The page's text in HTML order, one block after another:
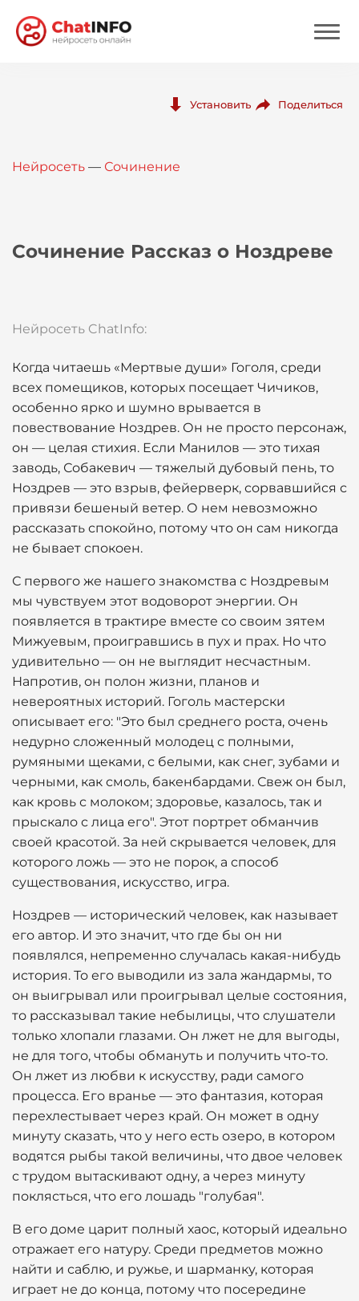
Вход
Установить Поделиться
Нейросеть — Сочинение
Сочинение Рассказ о Ноздреве
Нейросеть ChatInfo:
Когда читаешь «Мертвые души» Гоголя, среди
всех помещиков, которых посещает Чичиков,
особенно ярко и шумно врывается в
повествование Ноздрев. Он не просто персонаж,
он — целая стихия. Если Манилов — это тихая
заводь, Собакевич — тяжелый дубовый пень, то
Ноздрев — это взрыв, фейерверк, сорвавшийся с
привязи бешеный ветер. О нем невозможно
рассказать спокойно, потому что он сам никогда
не бывает спокоен.
С первого же нашего знакомства с Ноздревым
мы чувствуем этот водоворот энергии. Он
появляется в трактире вместе со своим зятем
Мижуевым, проигравшись в пух и прах. Но что
удивительно — он не выглядит несчастным.
Напротив, он полон жизни, планов и
невероятных историй. Гоголь мастерски
описывает его: "Это был среднего роста, очень
недурно сложенный молодец с полными,
румяными щеками, с белыми, как снег, зубами и
черными, как смоль, бакенбардами. Свеж он был,
как кровь с молоком; здоровье, казалось, так и
прыскало с лица его". Этот портрет обманчив
своей красотой. За ней скрывается человек, для
которого ложь — это не порок, а способ
существования, искусство, игра.
Ноздрев — исторический человек, как называет
его автор. И это значит, что где бы он ни
появлялся, непременно случалась какая-нибудь
история. То его выводили из зала жандармы, то
он выигрывал или проигрывал целые состояния,
то рассказывал такие небылицы, что слушатели
только хлопали глазами. Он лжет не для выгоды,
не для того, чтобы обмануть и получить что-то.
Он лжет из любви к искусству, ради самого
процесса. Его вранье — это фантазия, которая
перехлестывает через край. Он может в одну
минуту сказать, что у него есть озеро, в котором
водятся рыбы такой величины, что двое человек
с трудом вытаскивают одну, а через минуту
поклясться, что его лошадь "голубая".
В его доме царит полный хаос, который идеально
отражает его натуру. Среди предметов можно
найти и саблю, и ружье, и шарманку, которая
играет не до конца, потому что посередине